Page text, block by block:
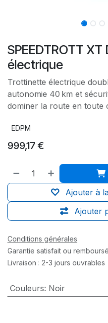
SPEEDTROTT
électrique
Trottinette électrique
autonomie 40 km et
dominer la route en toute
EDPM
999,17 €
Ajouter
Ajouter à
Conditions générales
Garantie satisfait ou
Livraison : 2-3 jours ouvrables
Couleurs: Noir